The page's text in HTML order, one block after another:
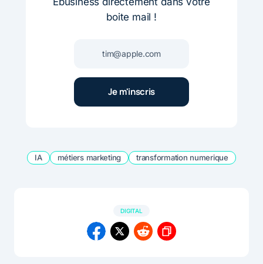
boite mail !
IA métiers marketing transformation numerique
DIGITAL